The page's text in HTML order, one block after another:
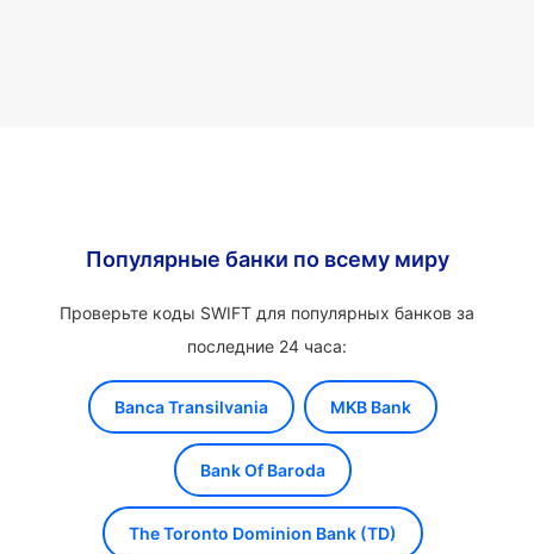
Популярные банки по всему миру
Проверьте коды SWIFT для популярных банков за
последние 24 часа:
Banca Transilvania MKB Bank
Bank Of Baroda
The Toronto Dominion Bank (TD)